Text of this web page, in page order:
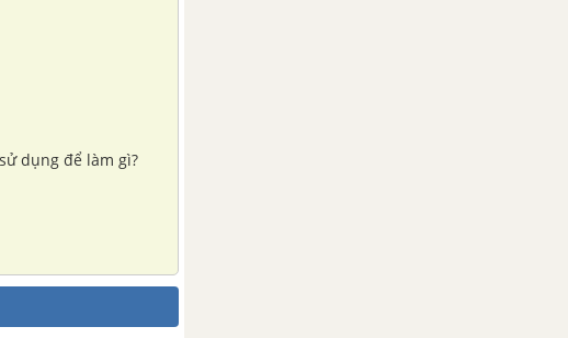
dụng để làm gì?